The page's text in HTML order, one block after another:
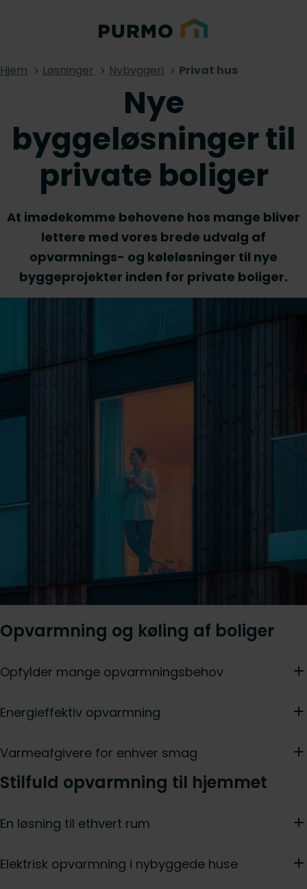
Hjem Løsninger Nybyggeri Privat hus
Nye
byggeløsninger til
private boliger
At imødekomme behovene hos mange bliver
lettere med vores brede udvalg af
opvarmnings- og køleløsninger til nye
byggeprojekter inden for private boliger.
Opvarmning og køling af boliger
Opfylder mange opvarmningsbehov
Energieffektiv opvarmning
Varmeafgivere for enhver smag
Stilfuld opvarmning til hjemmet
En løsning til ethvert rum
Elektrisk opvarmning i nybyggede huse